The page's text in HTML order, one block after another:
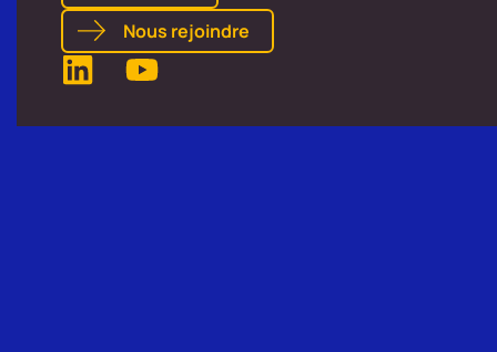
Nous rejoindre